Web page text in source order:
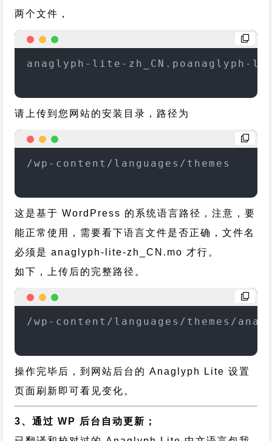
两个文件，
anaglyph-lite-zh_CN.poanaglyph-
请上传到您网站的安装目录，路径为
/wp-content/languages/themes
这是基于 WordPress 的系统语言路径，注意，要
能正常使用，需要看下语言文件是否正确，文件名
必须是 anaglyph-lite-zh_CN.mo 才行。
如下，上传后的完整路径。
/wp-content/languages/themes/
操作完毕后，到网站后台的 Anaglyph Lite 设置
页面刷新即可看见变化。
3、通过 WP 后台自动更新；